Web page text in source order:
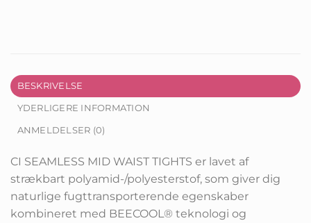
BESKRIVELSE
YDERLIGERE INFORMATION
ANMELDELSER (0)
CI SEAMLESS MID WAIST TIGHTS er lavet af
strækbart polyamid-/polyesterstof, som giver dig
naturlige fugttransporterende egenskaber
kombineret med BEECOOL® teknologi og